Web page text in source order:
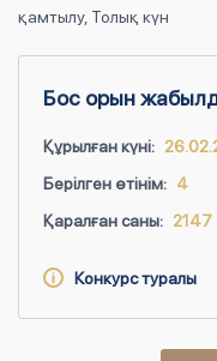
қамтылу, Толық күн
Бос орын
Құрылған күні:
Берілген өтінім: 4
Қаралған саны: 2147
Конкурс туралы